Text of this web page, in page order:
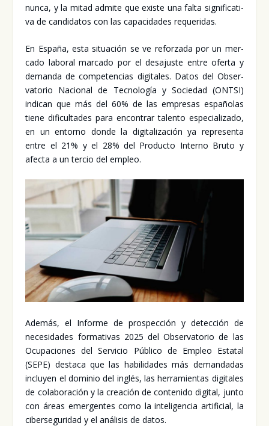
nun­ca, y la mitad admi­te que exis­te una fal­ta sig­ni­fi­ca­ti­
va de can­di­da­tos con las capa­ci­da­des reque­ri­das.
En Espa­ña, esta situa­ción se ve refor­za­da por un mer­
ca­do labo­ral mar­ca­do por el des­ajus­te entre ofer­ta y
deman­da de com­pe­ten­cias digi­ta­les. Datos del Obser­
va­to­rio Nacio­nal de Tec­no­lo­gía y Socie­dad (ONTSI)
indi­can que más del 60% de las empre­sas espa­ño­las
tie­ne difi­cul­ta­des para encon­trar talen­to espe­cia­li­za­do,
en un entorno don­de la digi­ta­li­za­ción ya repre­sen­ta
entre el 21% y el 28% del Pro­duc­to Interno Bru­to y
afec­ta a un ter­cio del empleo.
Ade­más, el Infor­me de pros­pec­ción y detec­ción de
nece­si­da­des for­ma­ti­vas 2025 del Obser­va­to­rio de las
Ocu­pa­cio­nes del Ser­vi­cio Públi­co de Empleo Esta­tal
(SEPE) des­ta­ca que las habi­li­da­des más deman­da­das
inclu­yen el domi­nio del inglés, las herra­mien­tas digi­ta­les
de cola­bo­ra­ción y la crea­ción de con­te­ni­do digi­tal, jun­to
con áreas emer­gen­tes como la inte­li­gen­cia arti­fi­cial, la
ciber­se­gu­ri­dad y el aná­li­sis de datos.